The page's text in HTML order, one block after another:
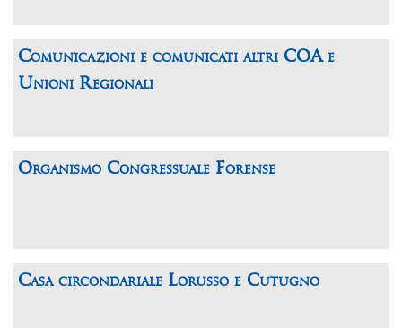
Comunicazioni e comunicati altri COA e
Unioni Regionali
Organismo Congressuale Forense
Casa circondariale Lorusso e Cutugno